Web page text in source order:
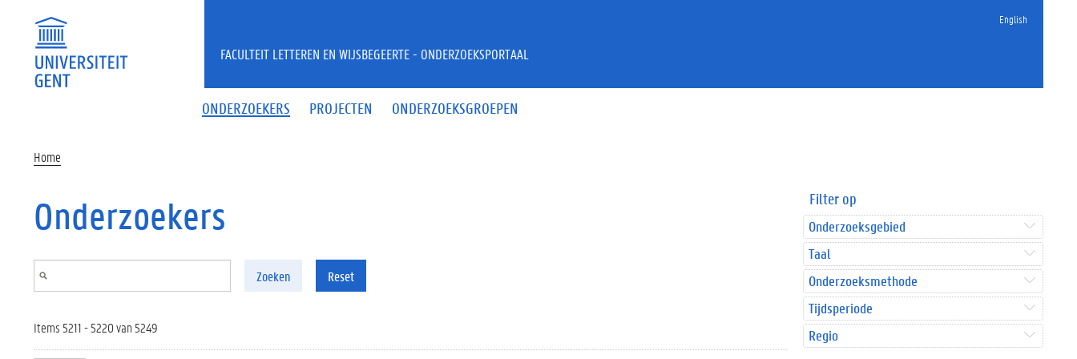
English
ONDERZOEKERS PROJECTEN ONDERZOEKSGROEPEN
FACULTEIT LETTEREN EN WIJSBEGEERTE - ONDERZOEKSPORTAAL
Home
Onderzoekers
Zoeken Reset
Items 5211 - 5220 van 5249
Filter op
Onderzoeksgebied
Taal
Onderzoeksmethode
Tijdsperiode
Regio